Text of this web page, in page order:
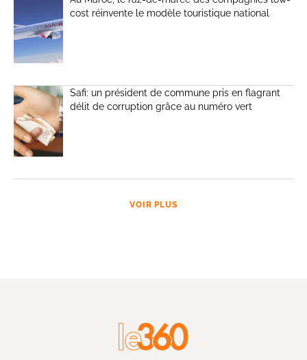
cost réinvente le modèle touristique national
Safi: un président de commune pris en flagrant
délit de corruption grâce au numéro vert
VOIR PLUS